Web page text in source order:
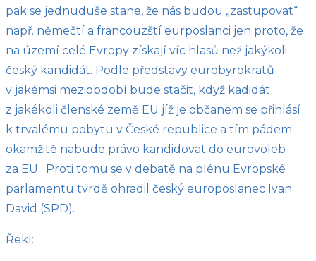
pak se jednuduše stane, že nás budou „zastupovat“
např. němečtí a francouzští eurposlanci jen proto, že
na území celé Evropy získají víc hlasů než jakýkoli
český kandidát. Podle představy eurobyrokratů
v jakémsi meziobdobí bude stačit, když kadidát
z jakékoli členské země EU jíž je občanem se přihlásí
k trvalému pobytu v České republice a tím pádem
okamžitě nabude právo kandidovat do eurovoleb
za EU. Proti tomu se v debatě na plénu Evropské
parlamentu tvrdě ohradil český europoslanec Ivan
David (SPD).
Řekl: